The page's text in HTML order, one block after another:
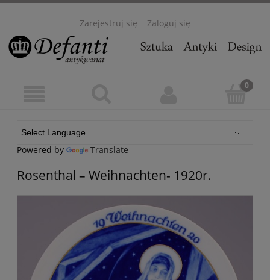
Zarejestruj się Zaloguj się
Powered by Translate
Rosenthal – Weihnachten- 1920r.